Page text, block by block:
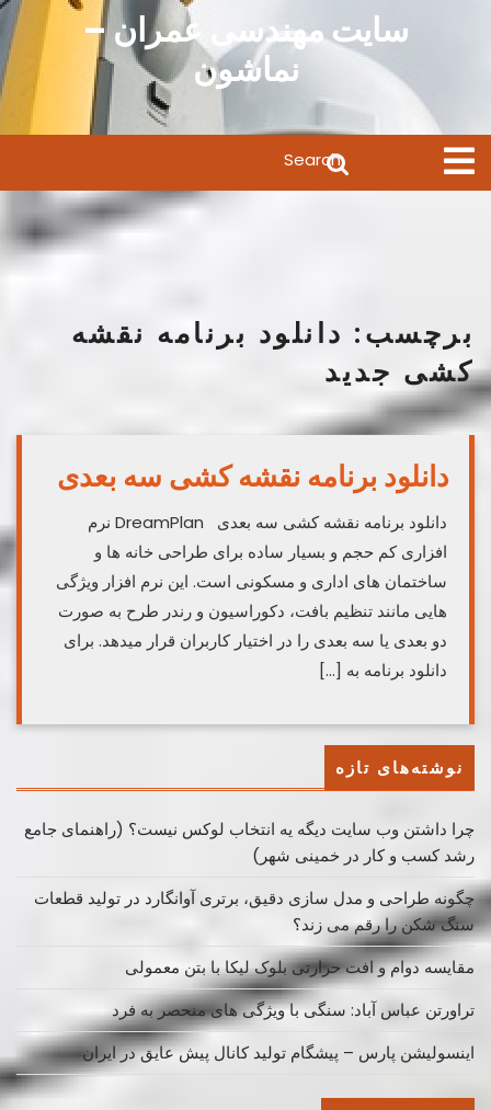
سایت مهندسی عمران –
نماشون
Open
Menu
for:
برچسب: دانلود برنامه نقشه
کشی جدید
دانلود برنامه نقشه کشی سه بعدی
دانلود برنامه نقشه کشی سه بعدی DreamPlan نرم
افزاری کم حجم و بسیار ساده برای طراحی خانه ها و
ساختمان های اداری و مسکونی است. این نرم افزار ویژگی
هایی مانند تنظیم بافت، دکوراسیون و رندر طرح به صورت
دو بعدی یا سه بعدی را در اختیار کاربران قرار میدهد. برای
دانلود برنامه به […]
نوشته‌های تازه
چرا داشتن وب سایت دیگه یه انتخاب لوکس نیست؟ (راهنمای جامع
رشد کسب ‌و کار در خمینی ‌شهر)
چگونه طراحی و مدل سازی دقیق، برتری آوانگارد در تولید قطعات
سنگ شکن را رقم می زند؟
مقایسه دوام و افت حرارتی بلوک لیکا با بتن معمولی
تراورتن عباس آباد: سنگی با ویژگی های منحصر به فرد
اینسولیشن پارس – پیشگام تولید کانال پیش عایق در ایران